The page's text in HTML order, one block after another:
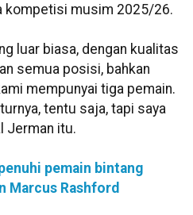
kompetisi musim 2025/26.
luar biasa, dengan kualitas
semua posisi, bahkan
mempunyai tiga pemain.
tentu saja, tapi saya
Jerman itu.
pemain bintang
Marcus Rashford